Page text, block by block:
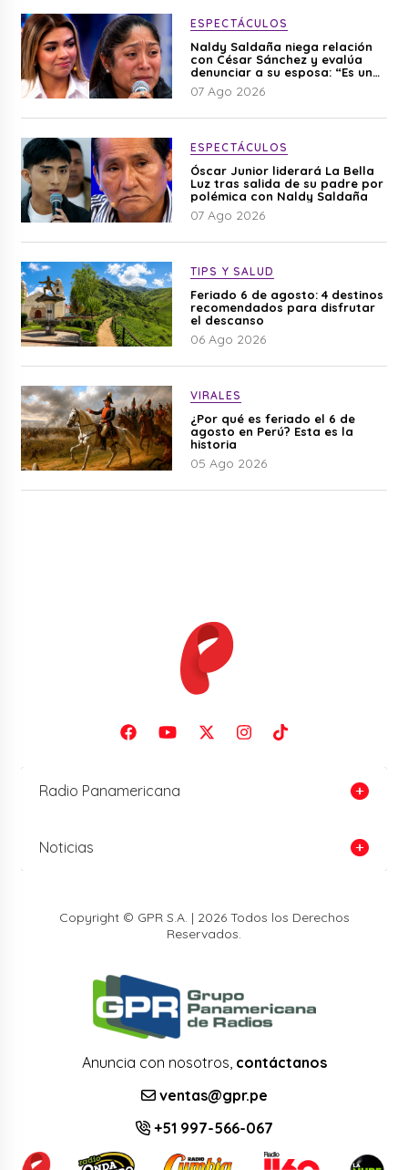
ESPECTÁCULOS
Naldy Saldaña niega relación
con César Sánchez y evalúa
denunciar a su esposa: “Es una
difamación”
07 Ago 2026
ESPECTÁCULOS
Óscar Junior liderará La Bella
Luz tras salida de su padre por
polémica con Naldy Saldaña
07 Ago 2026
TIPS Y SALUD
Feriado 6 de agosto: 4 destinos
recomendados para disfrutar
el descanso
06 Ago 2026
VIRALES
¿Por qué es feriado el 6 de
agosto en Perú? Esta es la
historia
05 Ago 2026
Radio Panamericana
Noticias
Copyright © GPR S.A. | 2026 Todos los Derechos
Reservados.
Anuncia con nosotros, contáctanos
ventas@gpr.pe
+51 997-566-067